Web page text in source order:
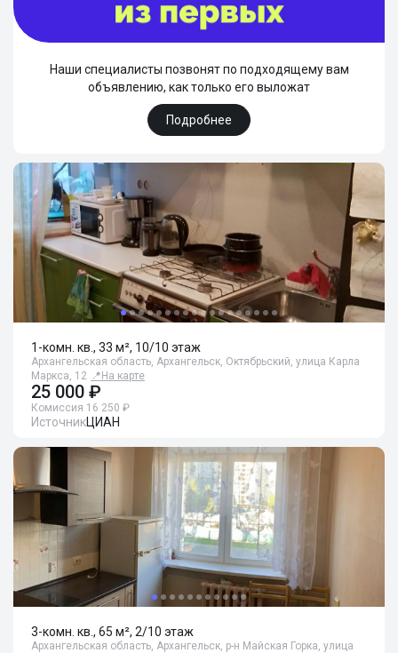
Наши специалисты позвонят по подходящему вам
объявлению, как только его выложат
Подробнее
1-комн. кв., 33 м², 10/10 этаж
Архангельская область, Архангельск, Октябрьский, улица Карла
Маркса, 12 📍 На карте
25 000 ₽
Комиссия 16 250 ₽
ИсточникЦИАН
3-комн. кв., 65 м², 2/10 этаж
Архангельская область, Архангельск, р-н Майская Горка, улица